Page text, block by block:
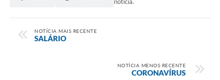
NOTÍCIA MAIS RECENTE
SALÁRIO
NOTÍCIA MENOS RECENTE
CORONAVÍRUS